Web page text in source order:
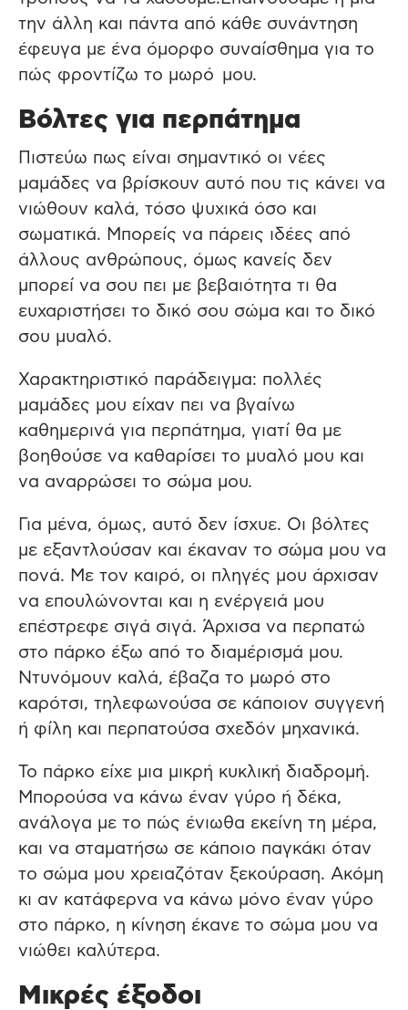
την άλλη και πάντα από κάθε συνάντηση
έφευγα με ένα όμορφο συναίσθημα για το
πώς φροντίζω το μωρό μου.
Βόλτες για περπάτημα
Πιστεύω πως είναι σημαντικό οι νέες
μαμάδες να βρίσκουν αυτό που τις κάνει να
νιώθουν καλά, τόσο ψυχικά όσο και
σωματικά. Μπορείς να πάρεις ιδέες από
άλλους ανθρώπους, όμως κανείς δεν
μπορεί να σου πει με βεβαιότητα τι θα
ευχαριστήσει το δικό σου σώμα και το δικό
σου μυαλό.
Χαρακτηριστικό παράδειγμα: πολλές
μαμάδες μου είχαν πει να βγαίνω
καθημερινά για περπάτημα, γιατί θα με
βοηθούσε να καθαρίσει το μυαλό μου και
να αναρρώσει το σώμα μου.
Για μένα, όμως, αυτό δεν ίσχυε. Οι βόλτες
με εξαντλούσαν και έκαναν το σώμα μου να
πονά. Με τον καιρό, οι πληγές μου άρχισαν
να επουλώνονται και η ενέργειά μου
επέστρεφε σιγά σιγά. Άρχισα να περπατώ
στο πάρκο έξω από το διαμέρισμά μου.
Ντυνόμουν καλά, έβαζα το μωρό στο
καρότσι, τηλεφωνούσα σε κάποιον συγγενή
ή φίλη και περπατούσα σχεδόν μηχανικά.
Το πάρκο είχε μια μικρή κυκλική διαδρομή.
Μπορούσα να κάνω έναν γύρο ή δέκα,
ανάλογα με το πώς ένιωθα εκείνη τη μέρα,
και να σταματήσω σε κάποιο παγκάκι όταν
το σώμα μου χρειαζόταν ξεκούραση. Ακόμη
κι αν κατάφερνα να κάνω μόνο έναν γύρο
στο πάρκο, η κίνηση έκανε το σώμα μου να
νιώθει καλύτερα.
Μικρές έξοδοι